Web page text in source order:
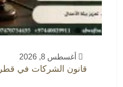
أغسطس 8, 2026
قانون الشركات في قطر